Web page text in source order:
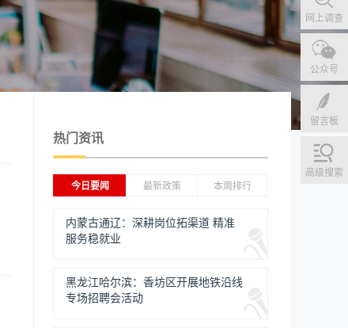
网上调查
公众号
留言板
高级搜索
热门资讯
今日要闻 最新政策 本周排行
内蒙古通辽：深耕岗位拓渠道 精准
服务稳就业
黑龙江哈尔滨：香坊区开展地铁沿线
专场招聘会活动